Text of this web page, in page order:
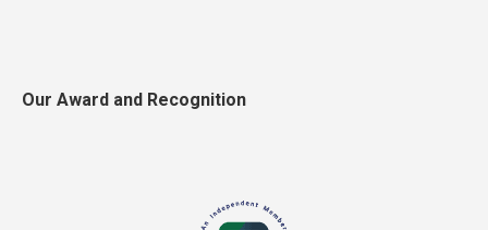
Our Award and Recognition